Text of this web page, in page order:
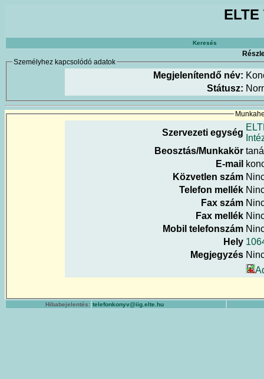
Keresés
Személyhez kapcsolódó adatok
Megjelenítendő név:
Státusz:
Szervezeti egység
Beosztás/Munkakör
E-mail
Közvetlen szám
Telefon mellék
Fax szám
Fax mellék
Mobil telefonszám
Hely
Megjegyzés
Hibabejelentés: telefonkonyv@iig.elte.hu